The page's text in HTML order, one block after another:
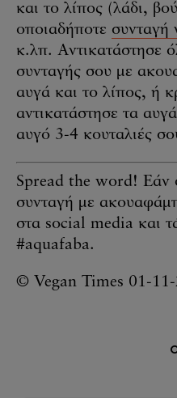
και το λίπος (λάδι,
οποιαδήποτε συνταγή
κ.λπ. Αντικατάστησε
συνταγής σου με
αυγά και το λίπος, ή
αντικατάστησε τα
αυγό 3-4 κουταλιές
Spread the word! Εάν
συνταγή με
στα social media και
#aquafaba.
© Vegan Times 01-